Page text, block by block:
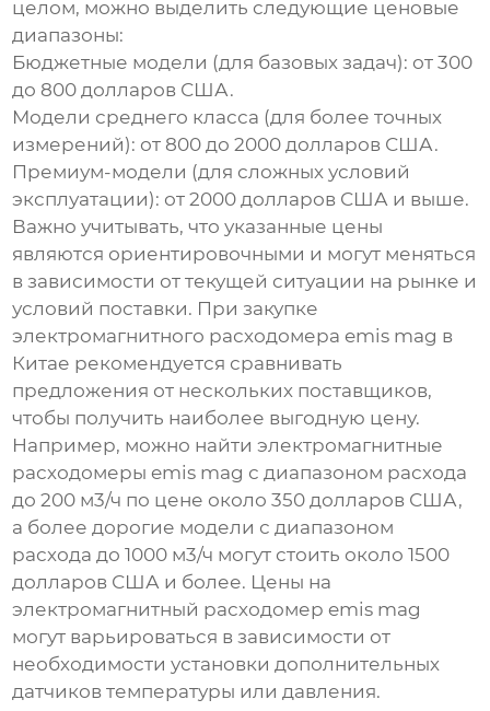
целом, можно выделить следующие ценовые
диапазоны:
Бюджетные модели (для базовых задач): от 300
до 800 долларов США.
Модели среднего класса (для более точных
измерений): от 800 до 2000 долларов США.
Премиум-модели (для сложных условий
эксплуатации): от 2000 долларов США и выше.
Важно учитывать, что указанные цены
являются ориентировочными и могут меняться
в зависимости от текущей ситуации на рынке и
условий поставки. При закупке
электромагнитного расходомера emis mag в
Китае рекомендуется сравнивать
предложения от нескольких поставщиков,
чтобы получить наиболее выгодную цену.
Например, можно найтиэлектромагнитные
расходомеры emis mag с диапазоном расхода
до 200 м3/ч по цене около 350 долларов США,
а более дорогие модели с диапазоном
расхода до 1000 м3/ч могут стоить около 1500
долларов США и более. Цены на
электромагнитный расходомер emis mag
могут варьироваться в зависимости от
необходимости установки дополнительных
датчиков температуры или давления.